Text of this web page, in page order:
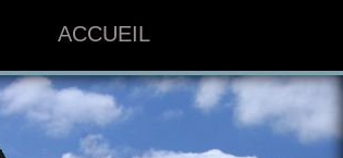
ACCUEIL